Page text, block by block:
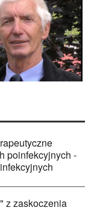
poinfekcyjnych -
z zaskoczenia